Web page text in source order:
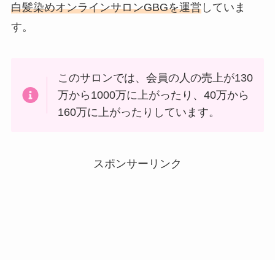
白髪染めオンラインサロンGBGを運営していま
す。
このサロンでは、会員の人の売上が130
万から1000万に上がったり、40万から
160万に上がったりしています。
スポンサーリンク